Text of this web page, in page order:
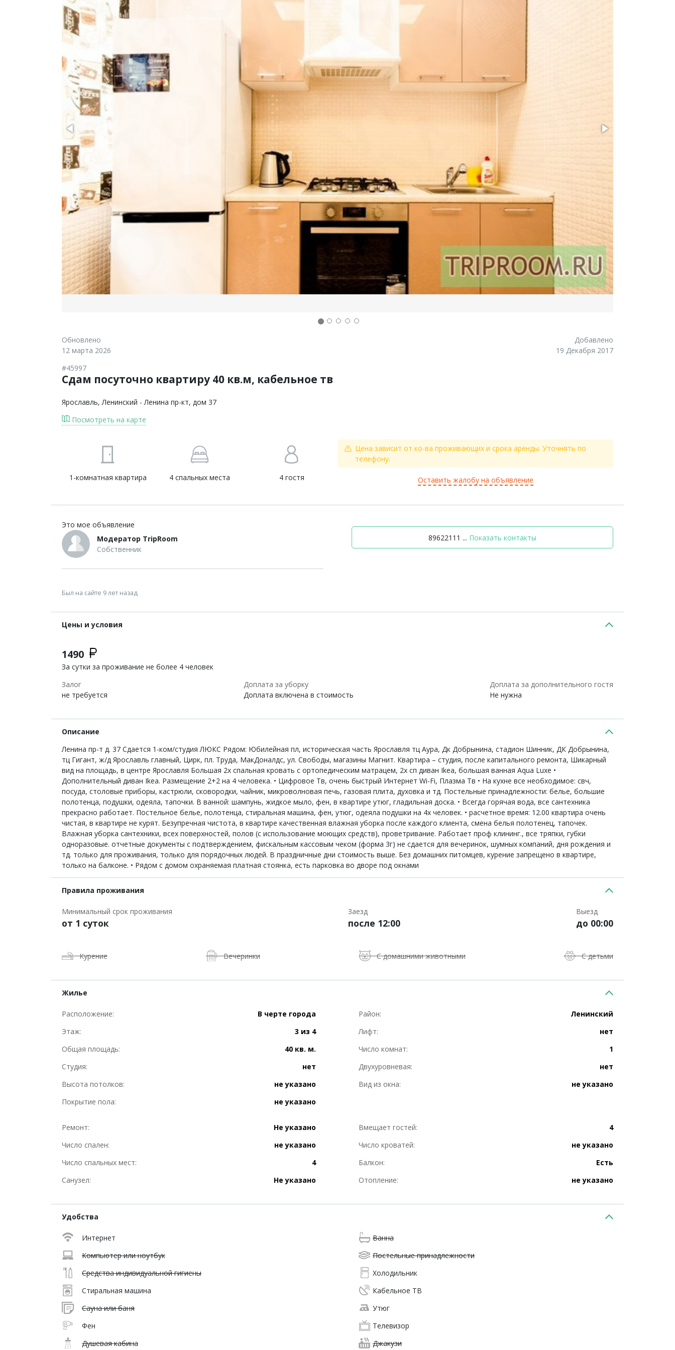
Обновлено
12 марта 2026
Добавлено
19 Декабря 2017
Сдам посуточно квартиру 40 кв.м, кабельное тв
#45997
Ярославль, Ленинский - Ленина пр-кт, дом 37
Посмотреть на карте
1-комнатная квартира 4 спальных места 4 гостя
Цена зависит от ко-ва проживающих и срока аренды. Уточнять по
телефону.
Оставить жалобу на объявление
Модератор TripRoom
Собственник
Был на сайте 9 лет назад
Это мое объявление
89622111 ... Показать контакты
Цены и условия
1490
За сутки за проживание не более 4 человек
Залог
не требуется
Доплата за уборку
Доплата включена в стоимость
Доплата за дополнительного гостя
Не нужна
Описание
Ленина пр-т д. 37 Сдается 1-ком/студия ЛЮКС Рядом: Юбилейная пл, историческая часть Ярославля тц Аура, Дк Добрынина, стадион Шинник, ДК Добрынина,
тц Гигант, ж/д Ярославль главный, Цирк, пл. Труда, МакДоналдс, ул. Свободы, магазины Магнит. Квартира – студия, после капитального ремонта, Шикарный
вид на площадь, в центре Ярославля Большая 2х спальная кровать с ортопедическим матрацем, 2х сп диван Ikea, большая ванная Aqua Luxe •
Дополнительный диван Ikea. Размещение 2+2 на 4 человека. • Цифровое Тв, очень быстрый Интернет Wi-Fi, Плазма Тв • На кухне все необходимое: свч,
посуда, столовые приборы, кастрюли, сковородки, чайник, микроволновая печь, газовая плита, духовка и тд. Постельные принадлежности: белье, большие
полотенца, подушки, одеяла, тапочки. В ванной: шампунь, жидкое мыло, фен, в квартире утюг, гладильная доска. • Всегда горячая вода, все сантехника
прекрасно работает. Постельное белье, полотенца, стиральная машина, фен, утюг, одеяла подушки на 4х человек. • расчетное время: 12.00 квартира очень
чистая, в квартире не курят. Безупречная чистота, в квартире качественная влажная уборка после каждого клиента, смена белья полотенец, тапочек.
Влажная уборка сантехники, всех поверхностей, полов (с использование моющих средств), проветривание. Работает проф клининг., все тряпки, губки
одноразовые. отчетные документы с подтверждением, фискальным кассовым чеком (форма 3г) не сдается для вечеринок, шумных компаний, дня рождения и
тд. только для проживания, только для порядочных людей. В праздничные дни стоимость выше. Без домашних питомцев, курение запрещено в квартире,
только на балконе. • Рядом с домом охраняемая платная стоянка, есть парковка во дворе под окнами
Правила проживания
Минимальный срок проживания
от 1 суток
Заезд
после 12:00
Выезд
до 00:00
Курение Вечеринки С домашними животными С детьми
Жилье
Расположение: В черте города Район:
Ленинский
Этаж:
3 из 4 Лифт:
нет
Общая площадь:
40 кв. м. Число комнат:
1
Студия:
нет Двухуровневая:
нет
Высота потолков:
не указано Вид из окна:
не указано
Покрытие пола:
не указано
Ремонт: Не указано Вмещает гостей:
4
Число спален:
не указано Число кроватей:
не указано
Число спальных мест:
4 Балкон:
Есть
Санузел:
Не указано Отопление: не указано
Удобства
Интернет
Ванна
Компьютер или ноутбук
Постельные принадлежности
Средства индивидуальной гигиены
Холодильник
Стиральная машина
Кабельное ТВ
Сауна или баня
Утюг
Фен
Телевизор
Душевая кабина
Джакузи